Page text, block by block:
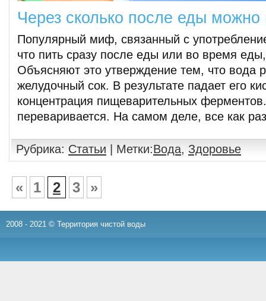
Через сколько после еды можно
Популярный миф, связанный с
что пить сразу после еды или во время
Объясняют это утверждение тем, что вода
желудочный сок. В результате падает его
концентрация пищеварительных
переваривается. На самом деле, все как
Рубрика: Статьи | Метки:Вода, Здоровье
« 1 2 3 »
2008 - 2021 © Территория чистой воды